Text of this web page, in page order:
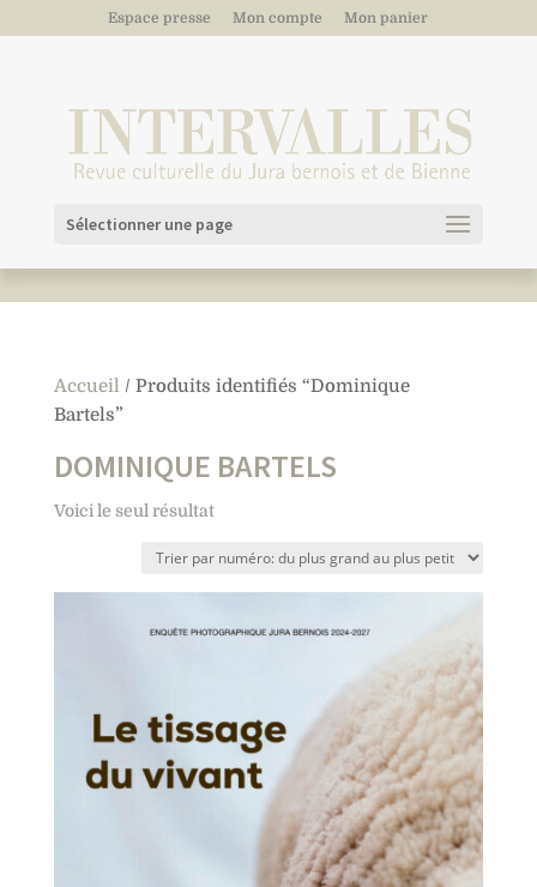
Espace presse Mon compte Mon panier
Sélectionner une page
Accueil/ Produits identifiés “Dominique
Bartels”
DOMINIQUE BARTELS
Voici le seul résultat